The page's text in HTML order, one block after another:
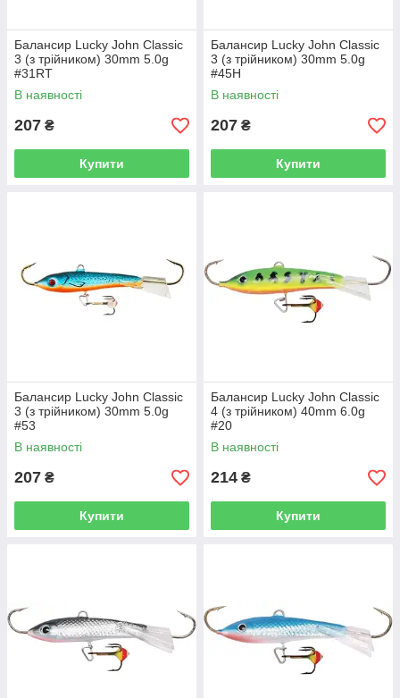
Балансир Lucky John Classic
3 (з трійником) 30mm 5.0g
#31RT
В наявності
207 ₴
Купити
Балансир Lucky John Classic
3 (з трійником) 30mm 5.0g
#45H
В наявності
207 ₴
Купити
Балансир Lucky John Classic
3 (з трійником) 30mm 5.0g
#53
В наявності
207 ₴
Купити
Балансир Lucky John Classic
4 (з трійником) 40mm 6.0g
#20
В наявності
214 ₴
Купити